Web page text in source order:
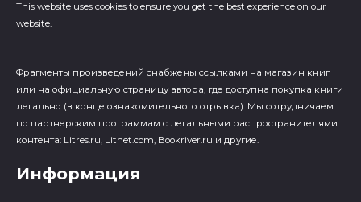
This website uses cookies to ensure you get the best experience on our
website.
Фрагменты произведений cнабжены ссылками на магазин книг
или на официальную страницу автора, где доступна покупка книги
легально (в конце ознакомительного отрывка). Мы сотрудничаем
по партнерским программам с легальными распространителями
контента: Litres.ru, Litnet.com, Bookriver.ru и другие.
Информация